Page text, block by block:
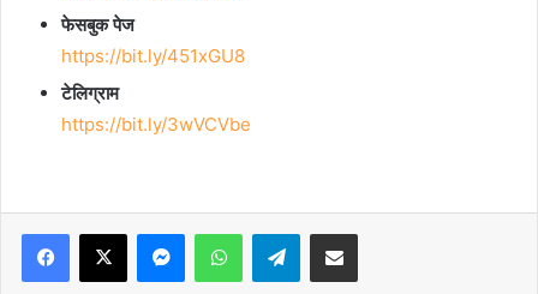
फेसबुक पेज
https://bit.ly/451xGU8
टेलिग्राम
https://bit.ly/3wVCVbe
Facebook
X MessengerWhatsAppTelegramShare via Email